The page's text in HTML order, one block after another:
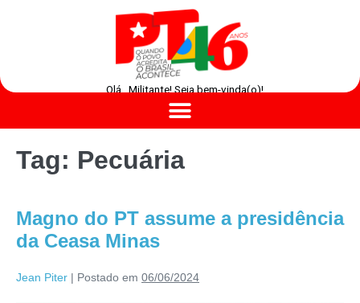
Olá , Militante! Seja bem-vinda(o)!
Tag: Pecuária
Magno do PT assume a presidência
da Ceasa Minas
Jean Piter | Postado em 06/06/2024